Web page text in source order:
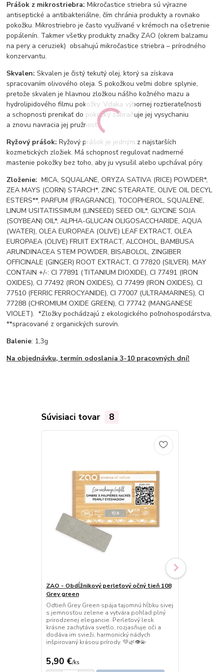
Prášok z mikrostriebra:Mikročastice striebra sú výrazne
antiseptické a antibakteriálne, čím chránia produkty a rovnako
pokožku. Mikrostriebro je často využívané v krémoch na ošetrenie
popálenín. Takmer všetky produkty značky ZAO (okrem balzamu
na pery a ceruziek) obsahujú mikročastice striebra – prírodného
konzervantu.
Skvalen:Skvalen je čistý tekutý olej, ktorý sa získava
spracovaním olivového oleja. S pokožkou veľmi dobre splynie,
pretože skvalen je hlavnou zložkou nášho kožného mazu a
hydrolipidového filmu pokožky. Vďaka výbornej roztierateľnosti
a schopnosti prenikať do pokožky zabraňuje jej vysychaniu
a znovu navracia jej pružnosť.
Ryžový prášok:Ryžový prášok je jedným z najstarších
kozmetických zložiek. Má schopnosť regulovať nadmerné
mastenie pokožky bez toho, aby ju vysušil alebo upchával póry.
Zloženie: MICA, SQUALANE, ORYZA SATIVA (RICE) POWDER*,
ZEA MAYS (CORN) STARCH*, ZINC STEARATE, OLIVE OIL DECYL
ESTERS**, PARFUM (FRAGRANCE), TOCOPHEROL, SQUALENE,
LINUM USITATISSIMUM (LINSEED) SEED OIL*, GLYCINE SOJA
(SOYBEAN) OIL*, ALPHA-GLUCAN OLIGOSACCHARIDE, AQUA
(WATER), OLEA EUROPAEA (OLIVE) LEAF EXTRACT, OLEA
EUROPAEA (OLIVE) FRUIT EXTRACT, ALCOHOL, BAMBUSA
ARUNDINACEA STEM POWDER, BISABOLOL, ZINGIBER
OFFICINALE (GINGER) ROOT EXTRACT, CI 77820 (SILVER). MAY
CONTAIN +/-: CI 77891 (TITANIUM DIOXIDE), CI 77491 (IRON
OXIDES), CI 77492 (IRON OXIDES), CI 77499 (IRON OXIDES), CI
77510 (FERRIC FERROCYANIDE), CI 77007 (ULTRAMARINES), CI
77288 (CHROMIUM OXIDE GREEN), CI 77742 (MANGANESE
VIOLET). *Zložky pochádzajú z ekologického poľnohospodárstva,
**spracované z organických surovín.
Balenie: 1,3g
Na objednávku, termín odoslania 3-10 pracovných dní!
Súvisiaci tovar 8
ZAO - Obdĺžnikový perleťový očný tieň 108
Grey green
Odtieň Grey Green spája tajomnú hĺbku sivej
s jemnosťou zelene a vytvára pohľad plný
prirodzenej elegancie. Perleťový lesk
krásne zachytáva svetlo, rozjasňuje oči a
dodáva im svieži, harmonický nádych
inšpirovaný krásou prírody. 💚🌿👁️💫
5,90 €/ks